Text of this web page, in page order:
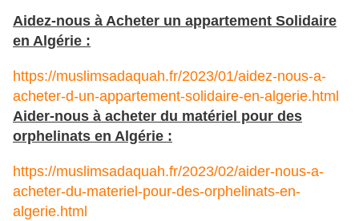
Aidez-nous à Acheter un appartement Solidaire
en Algérie :
https://muslimsadaquah.fr/2023/01/aidez-nous-a-
acheter-d-un-appartement-solidaire-en-algerie.html
Aider-nous à acheter du matériel pour des
orphelinats en Algérie :
https://muslimsadaquah.fr/2023/02/aider-nous-a-
acheter-du-materiel-pour-des-orphelinats-en-
algerie.html